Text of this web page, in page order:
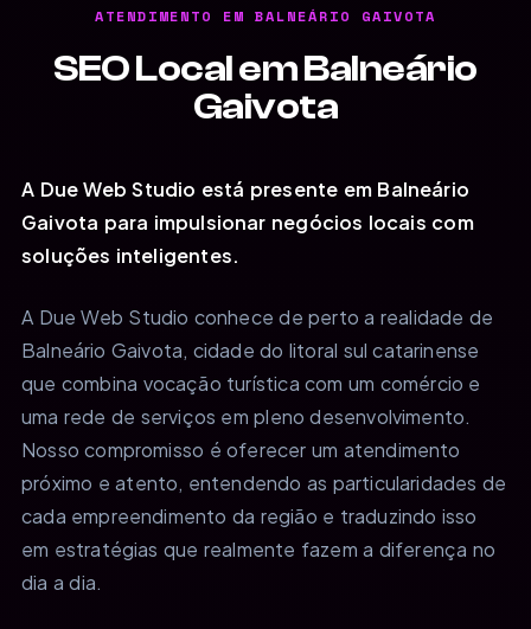
ATENDIMENTO EM BALNEÁRIO GAIVOTA
SEO Local em Balneário
Gaivota
A Due Web Studio está presente em Balneário
Gaivota para impulsionar negócios locais com
soluções inteligentes.
A Due Web Studio conhece de perto a realidade de
Balneário Gaivota, cidade do litoral sul catarinense
que combina vocação turística com um comércio e
uma rede de serviços em pleno desenvolvimento.
Nosso compromisso é oferecer um atendimento
próximo e atento, entendendo as particularidades de
cada empreendimento da região e traduzindo isso
em estratégias que realmente fazem a diferença no
dia a dia.